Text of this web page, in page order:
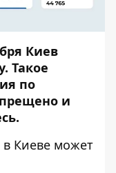
Киев
. Такое
по
и
.
в Киеве может